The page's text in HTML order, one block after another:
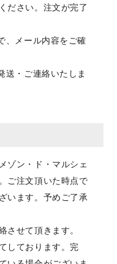
ださい。注文が完了
、メール内容をご確
送・ご連絡いたしま
ゾン・ド・マルシェ
ご注文頂いた時点で
います。予めご了承
させて頂きます。
しております。完